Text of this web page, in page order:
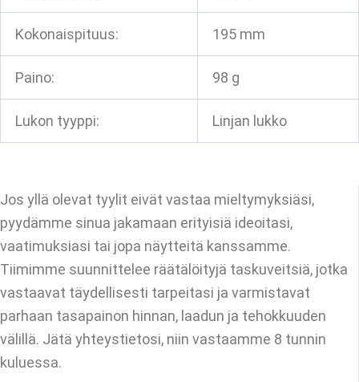
Kokonaispituus: 195 mm
Paino: 98 g
Lukon tyyppi: Linjan lukko
Jos yllä olevat tyylit eivät vastaa mieltymyksiäsi,
pyydämme sinua jakamaan erityisiä ideoitasi,
vaatimuksiasi tai jopa näytteitä kanssamme.
Tiimimme suunnittelee räätälöityjä taskuveitsiä, jotka
vastaavat täydellisesti tarpeitasi ja varmistavat
parhaan tasapainon hinnan, laadun ja tehokkuuden
välillä. Jätä yhteystietosi, niin vastaamme 8 tunnin
kuluessa.